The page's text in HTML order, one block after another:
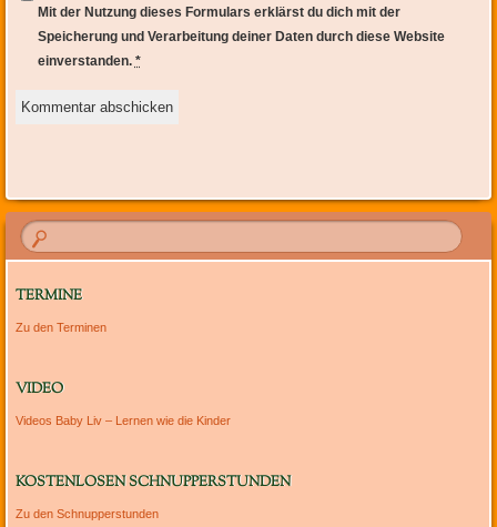
Mit der Nutzung dieses Formulars erklärst du dich mit der
Speicherung und Verarbeitung deiner Daten durch diese Website
einverstanden. *
TERMINE
Zu den Terminen
VIDEO
Videos Baby Liv – Lernen wie die Kinder
KOSTENLOSEN SCHNUPPERSTUNDEN
Zu den Schnupperstunden